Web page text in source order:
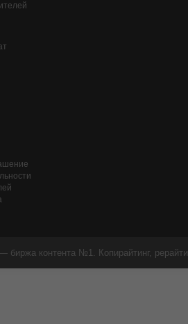
биржа контента №1. Копирайтинг,